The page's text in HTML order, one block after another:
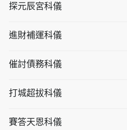
探元辰宮科儀
進財補運科儀
催討債務科儀
打城超拔科儀
賽答天恩科儀